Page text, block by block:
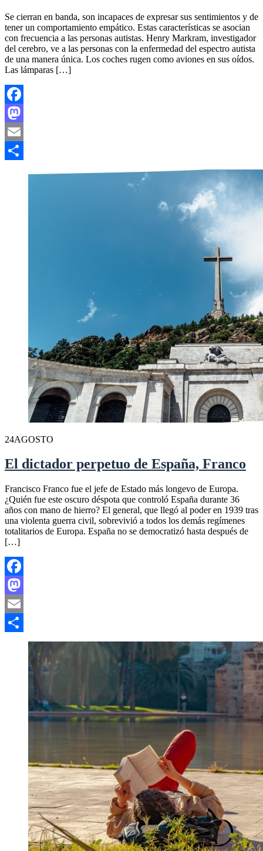
Se cierran en banda, son incapaces de expresar sus sentimientos y de
tener un comportamiento empático. Estas características se asocian
con frecuencia a las personas autistas. Henry Markram, investigador
del cerebro, ve a las personas con la enfermedad del espectro autista
de una manera única. Los coches rugen como aviones en sus oídos.
Las lámparas […]
Facebook
Mastodon
Email
24AGOSTO
El dictador perpetuo de España, Franco
Francisco Franco fue el jefe de Estado más longevo de Europa.
¿Quién fue este oscuro déspota que controló España durante 36
años con mano de hierro? El general, que llegó al poder en 1939 tras
una violenta guerra civil, sobrevivió a todos los demás regímenes
totalitarios de Europa. España no se democratizó hasta después de
[…]
Facebook
Mastodon
Email
Compartir